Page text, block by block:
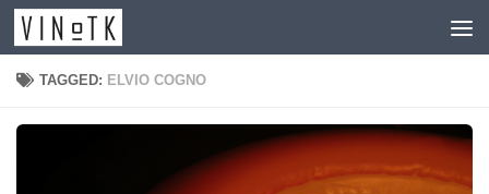
Skip to content
TAGGED: ELVIO COGNO